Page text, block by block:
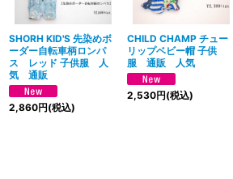
絞り込む
SHORH KID'S 先染めボ
ーダー自転車柄ロンパ
ス レッド 子供服 人
気 通販
2,860円(税込)
CHILD CHAMP チュー
リップベビー帽 子供
服 通販 人気
2,530円(税込)